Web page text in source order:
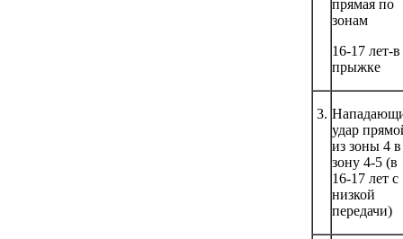
прямая по
зонам
16-17 лет-в
прыжке
3.
удар
из зоны 4 в
зону 4-5 (в
16-17 лет с
низкой
передачи)